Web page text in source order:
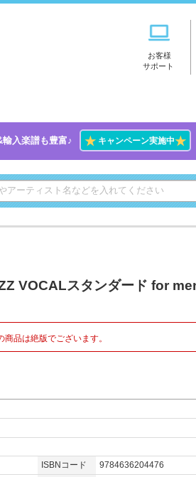
お客様
サポート
輸入楽譜も豊富♪ ★キャンペーン実施中★
VOCALスタンダード for
品は絶版でございます。
ISBNコード
9784636204476